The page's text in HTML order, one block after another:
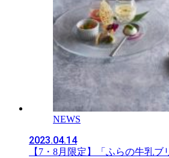
NEWS
2023.04.14
【7・8月限定】「ふらの牛乳ブ